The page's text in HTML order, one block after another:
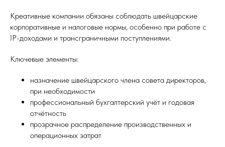
Креативные компании обязаны соблюдать швейцарские
корпоративные и налоговые нормы, особенно при работе с
IP-доходами и трансграничными поступлениями.
Ключевые элементы:
назначение швейцарского члена совета директоров,
при необходимости
профессиональный бухгалтерский учёт и годовая
отчётность
прозрачное распределение производственных и
операционных затрат